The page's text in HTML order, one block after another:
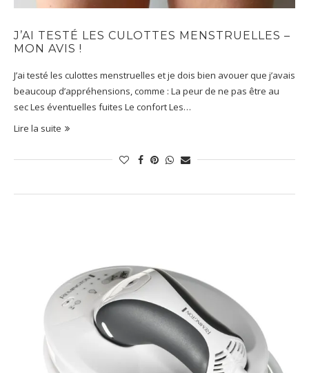
J’AI TESTÉ LES CULOTTES MENSTRUELLES –
MON AVIS !
J’ai testé les culottes menstruelles et je dois bien avouer que j’avais
beaucoup d’appréhensions, comme : La peur de ne pas être au
sec Les éventuelles fuites Le confort Les…
Lire la suite